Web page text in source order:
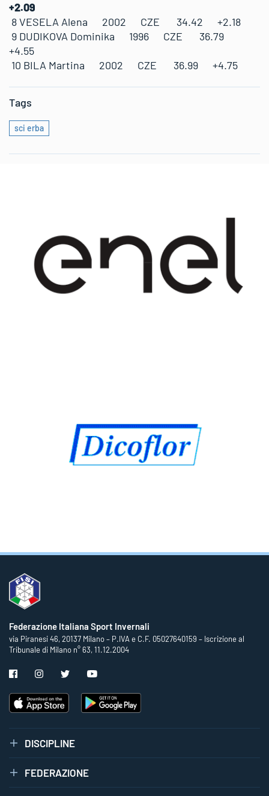
+2.09
8 VESELA Alena 2002 CZE 34.42 +2.18
9 DUDIKOVA Dominika 1996 CZE 36.79
+4.55
10 BILA Martina 2002 CZE 36.99 +4.75
Tags
sci erba
Federazione Italiana Sport Invernali
via Piranesi 46, 20137 Milano – P.IVA e C.F. 05027640159 – Iscrizione al
Tribunale di Milano n° 63, 11.12.2004
DISCIPLINE
FEDERAZIONE